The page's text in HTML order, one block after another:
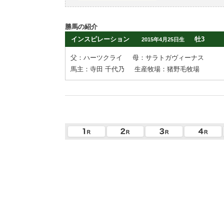
勝馬の紹介
インスピレーション
2015年4月25日生 牡3
父：ハーツクライ
母：サラトガヴィーナス
馬主：寺田 千代乃
生産牧場：猪野毛牧場